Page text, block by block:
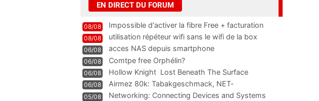
EN DIRECT DU FORUM
08/08
Impossible d'activer la fibre Free + facturation
résiliation
08/08 utilisation répéteur wifi sans le wifi de la box
06/08 acces NAS depuis smartphone
06/08 Comtpe free Orphélin?
06/08 Hollow Knight  Lost Beneath The Surface
06/08
Airmez 80k: Tabakgeschmack, NET-
Technologie und Leistung im
05/08 Networking: Connecting Devices and Systems